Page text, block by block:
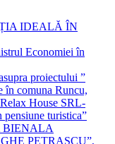
IDEALĂ ÎN
Economiei în
proiectului ”
în comuna Runcu,
House SRL-
pensiune turistica”
BIENALA
PETRAȘCU”,